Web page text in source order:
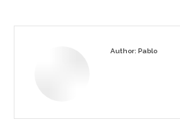
Author: Pablo